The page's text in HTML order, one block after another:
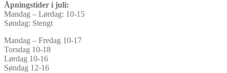
Åpningstider i juli:
Mandag – Lørdag: 10-15
Søndag: Stengt
Mandag – Fredag 10-17
Torsdag 10-18
Lørdag 10-16
Søndag 12-16